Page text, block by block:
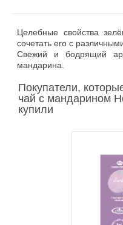
Целебные свойства
сочетать его с
Свежий и бодрящий
мандарина.
Покупатели,
чай с мандарином
купили